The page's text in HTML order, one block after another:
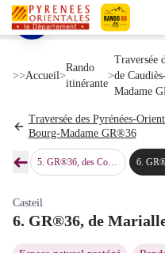
Pyrénées-
GR®36, de Marialles à Mantet
>>Accueil>
Rando
itinérante
>
Traversée
de
Madame
Traversée des Pyrénées-
Bourg-Madame GR®36
➜Étape précédente
5. GR®36, des Cortalets à Marialles 6.GR®36,
Casteil
6. GR®36, de